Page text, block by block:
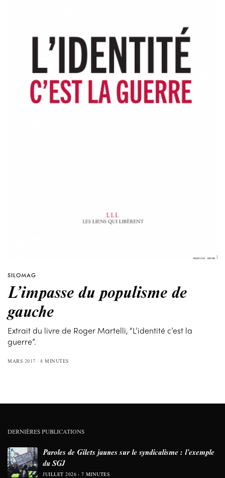
SILOMAG
L’impasse du populisme de
gauche
Extrait du livre de Roger Martelli, “L’identité c’est la
guerre”.
MARS 2017 8 MINUTES
DERNIÈRES PUBLICATIONS
Paroles de Gilets jaunes sur le syndicalisme : l’exemple
du SGJ
JUILLET 2026 7 MINUTES